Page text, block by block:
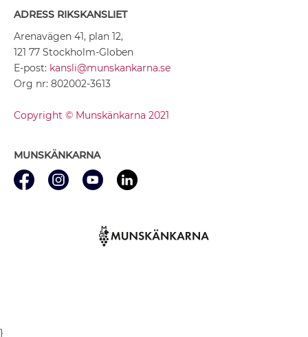
ADRESS RIKSKANSLIET
Arenavägen 41, plan 12,
121 77 Stockholm-Globen
E-post: kansli@munskankarna.se
Org nr: 802002-3613
Copyright © Munskänkarna 2021
MUNSKÄNKARNA
}